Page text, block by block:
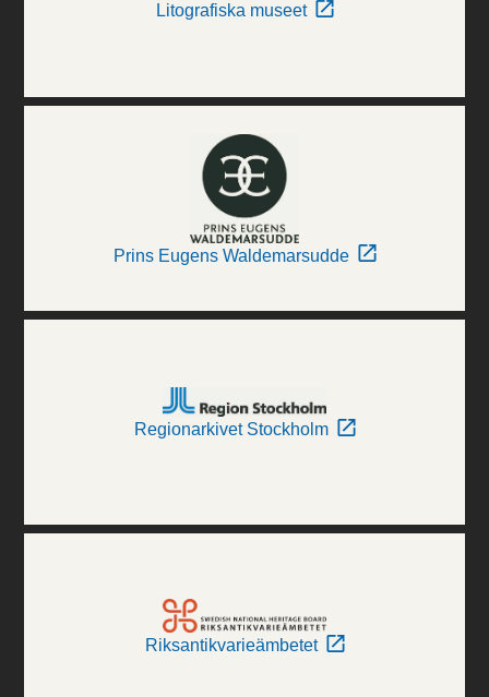
Litografiska museet
Prins Eugens Waldemarsudde
Regionarkivet Stockholm
Riksantikvarieämbetet